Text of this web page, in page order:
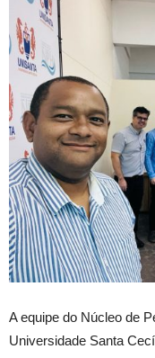
A equipe do Núcleo de
Universidade Santa